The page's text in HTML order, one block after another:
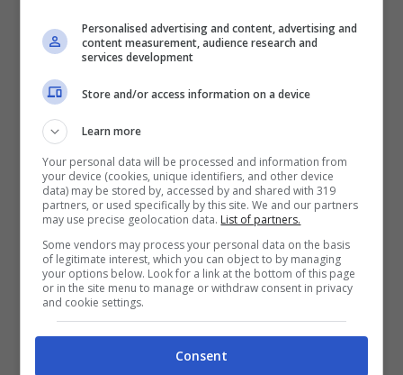
Caro benzina, esposto di Fdi ad
Antitrust: “Chi sta speculando?”
14 Marzo 2022 - 11:21
Personalised advertising and content, advertising and
content measurement, audience research and
services development
Store and/or access information on a device
Learn more
Your personal data will be processed and information from
your device (cookies, unique identifiers, and other device
data) may be stored by, accessed by and shared with 319
partners, or used specifically by this site. We and our partners
may use precise geolocation data. List of partners.
Some vendors may process your personal data on the basis
of legitimate interest, which you can object to by managing
your options below. Look for a link at the bottom of this page
or in the site menu to manage or withdraw consent in privacy
and cookie settings.
Consent